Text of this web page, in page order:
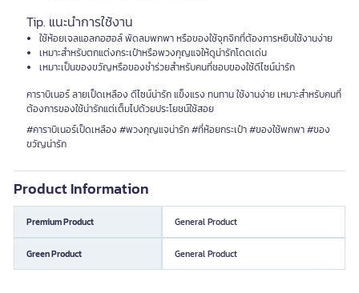
Tip. แนะนำการใช้งาน
ใช้ห้อยเจลแอลกอฮอล์ พัดลมพกพา หรือของใช้จุกจิกที่ต้องการหยิบใช้งานง่าย
เหมาะสำหรับตกแต่งกระเป๋าหรือพวงกุญแจให้ดูน่ารักโดดเด่น
เหมาะเป็นของขวัญหรือของชำร่วยสำหรับคนที่ชอบของใช้ดีไซน์น่ารัก
คาราบิเนอร์ ลายเป็ดเหลือง ดีไซน์น่ารัก แข็งแรง ทนทาน ใช้งานง่าย เหมาะสำหรับคนที่
ต้องการของใช้น่ารักแต่เต็มไปด้วยประโยชน์ใช้สอย
#คาราบิเนอร์เป็ดเหลือง #พวงกุญแจน่ารัก #ที่ห้อยกระเป๋า #ของใช้พกพา #ของ
ขวัญน่ารัก
Product Information
Premium Product General Product
Green Product General Product